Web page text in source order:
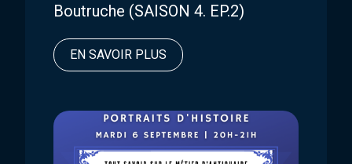
Boutruche (SAISON 4. EP.2)
EN SAVOIR PLUS